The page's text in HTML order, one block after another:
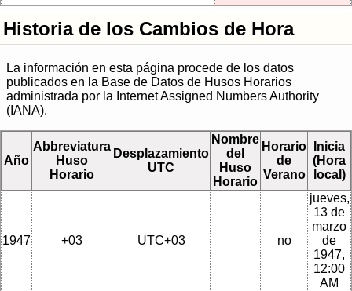
Historia de los Cambios de Hora
La información en esta página procede de los datos
publicados en la Base de Datos de Husos Horarios
administrada por la Internet Assigned Numbers Authority
(IANA).
Año
Abbreviatura
Huso
Horario
Desplazamiento
UTC
Nombre
del
Huso
Horario
Horario
de
Verano
Inicia
(Hora
local)
1947 +03 UTC+03 no
jueves,
13 de
marzo
de
1947,
12:00
AM